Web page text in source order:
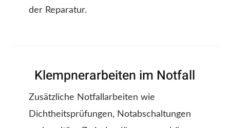
der Reparatur.
Klempnerarbeiten im Notfall
Zusätzliche Notfallarbeiten wie
Dichtheitsprüfungen, Notabschaltungen